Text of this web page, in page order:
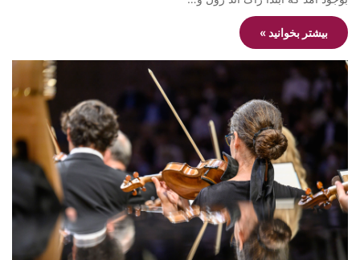
بیشتر بخوانید »